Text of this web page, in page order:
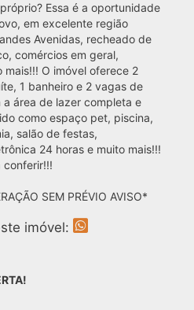
Essa é a oportunidade
em excelente região
Avenidas, recheado de
comércios em geral,
mais!!! O imóvel oferece 2
1 banheiro e 2 vagas de
área de lazer completa e
como espaço pet, piscina,
salão de festas,
24 horas e muito mais!!!
conferir!!!
SEM PRÉVIO AVISO*
imóvel: